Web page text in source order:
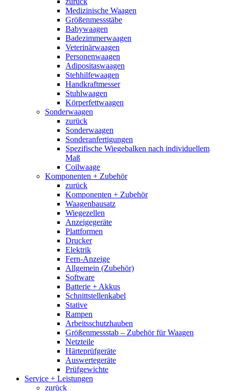
Medizinische Waagen
Größenmessstäbe
Babywaagen
Badezimmerwaagen
Veterinärwaagen
Personenwaagen
Adipositaswaagen
Stehhilfewaagen
Handkraftmesser
Stuhlwaagen
Körperfettwaagen
Sonderwaagen
zurück
Sonderwaagen
Sonderanfertigungen
Spezifische Wiegebalken nach individuellem
Maß
Coilwaage
Komponenten + Zubehör
zurück
Komponenten + Zubehör
Waagenbausatz
Wiegezellen
Anzeigegeräte
Plattformen
Drucker
Elektrik
Fern-Anzeige
Allgemein (Zubehör)
Software
Batterie + Akkus
Schnittstellenkabel
Stative
Rampen
Arbeitsschutzhauben
Größenmessstab – Zubehör für Waagen
Netzteile
Härteprüfgeräte
Auswertegeräte
Prüfgewichte
Service + Leistungen
zurück